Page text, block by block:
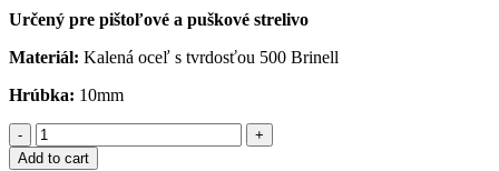
Určený pre pištoľové a puškové strelivo
Materiál: Kalená oceľ s tvrdosťou 500 Brinell
Hrúbka: 10mm
-
+
Add to cart